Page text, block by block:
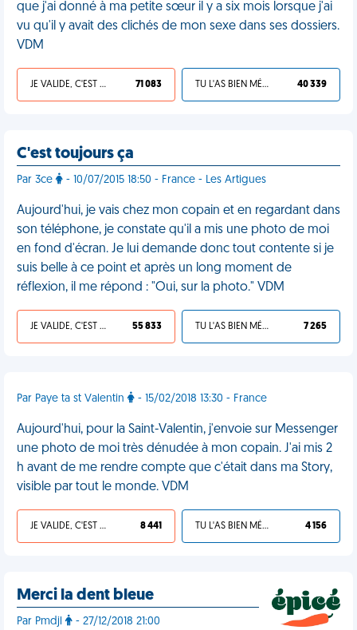
que j'ai donné à ma petite sœur il y a six mois lorsque j'ai
vu qu'il y avait des clichés de mon sexe dans ses dossiers.
VDM
JE VALIDE, C'EST UNE VDM 71 083 TU L'AS BIEN MÉRITÉ 40 339
C'est toujours ça
Par 3ce - 10/07/2015 18:50 - France - Les Artigues
Aujourd'hui, je vais chez mon copain et en regardant dans
son téléphone, je constate qu'il a mis une photo de moi
en fond d'écran. Je lui demande donc tout contente si je
suis belle à ce point et après un long moment de
réflexion, il me répond : "Oui, sur la photo." VDM
JE VALIDE, C'EST UNE VDM 55 833 TU L'AS BIEN MÉRITÉ 7 265
Par Paye ta st Valentin - 15/02/2018 13:30 - France
Aujourd'hui, pour la Saint-Valentin, j'envoie sur Messenger
une photo de moi très dénudée à mon copain. J'ai mis 2
h avant de me rendre compte que c'était dans ma Story,
visible par tout le monde. VDM
JE VALIDE, C'EST UNE VDM 8 441 TU L'AS BIEN MÉRITÉ 4 156
Merci la dent bleue
Par Pmdjl - 27/12/2018 21:00